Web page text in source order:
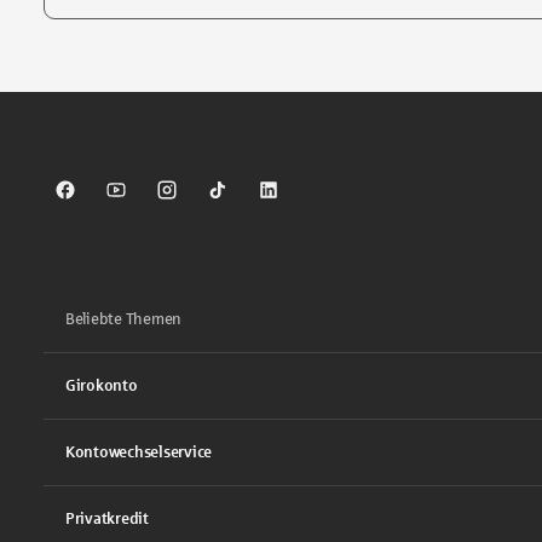
Sparkasse auf Facebook
Sparkasse auf Youtube
Sparkasse auf Instagram
Sparkasse auf TikTok
Sparkasse auf LinkedIn
Beliebte Themen
Girokonto
Kontowechselservice
Privatkredit